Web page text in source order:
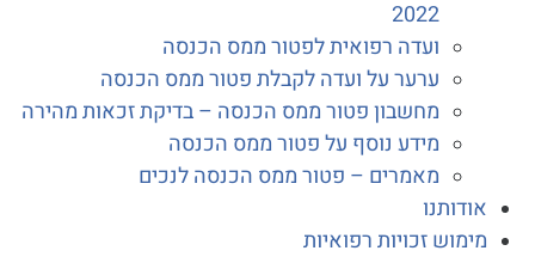
ועדה רפואית לפטור ממס הכנסה
ערער על ועדה לקבלת פטור ממס הכנסה
מחשבון פטור ממס הכנסה – בדיקת זכאות מהירה
מידע נוסף על פטור ממס הכנסה
מאמרים – פטור ממס הכנסה לנכים
זכויות רפואיות